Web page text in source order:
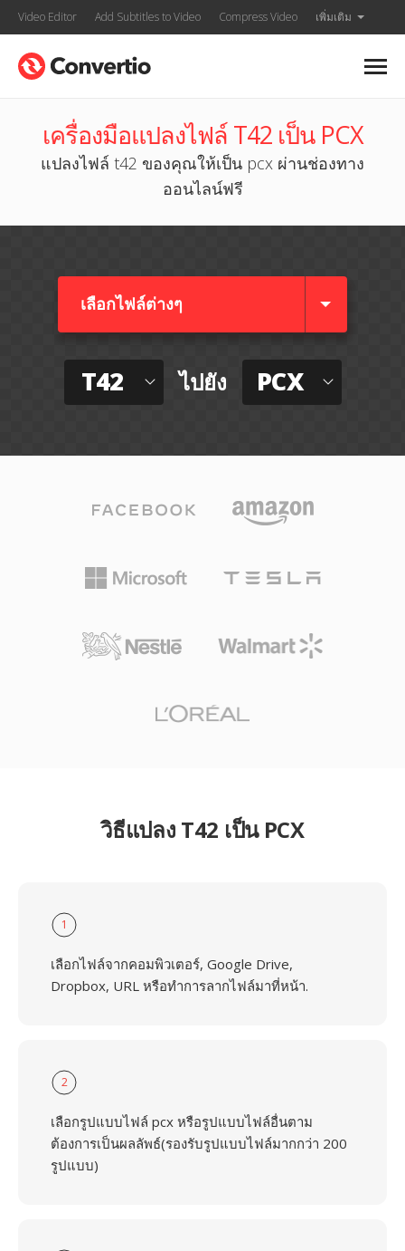
Video Editor Add Subtitles to Video Compress Video เพิ่มเติม
เครื่องมือแปลงไฟล์ T42 เป็น PCX
แปลงไฟล์ t42 ของคุณให้เป็น pcx ผ่านช่องทาง
ออนไลน์ฟรี
เลือกไฟล์ต่างๆ​
T42 ไปยัง PCX
วิธีแปลง T42 เป็น PCX
1
เลือกไฟล์จากคอมพิวเตอร์, Google Drive,
Dropbox, URL หรือทำการลากไฟล์มาที่หน้า.
2
เลือกรูปแบบไฟล์ pcx หรือรูปแบบไฟล์อื่นตาม
ต้องการเป็นผลลัพธ์(รองรับรูปแบบไฟล์มากกว่า 200
รูปแบบ)